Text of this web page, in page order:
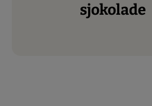
sjokolade